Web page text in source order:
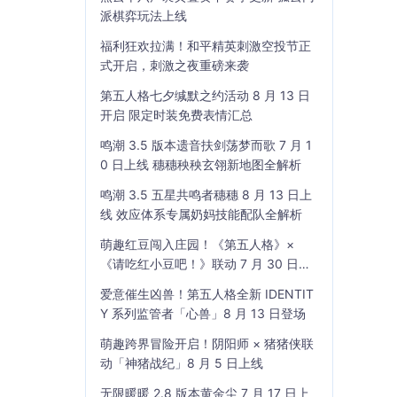
派棋弈玩法上线
福利狂欢拉满！和平精英刺激空投节正
式开启，刺激之夜重磅来袭
第五人格七夕缄默之约活动 8 月 13 日
开启 限定时装免费表情汇总
鸣潮 3.5 版本遗音扶剑荡梦而歌 7 月 1
0 日上线 穗穗秧秧玄翎新地图全解析
鸣潮 3.5 五星共鸣者穗穗 8 月 13 日上
线 效应体系专属奶妈技能配队全解析
萌趣红豆闯入庄园！《第五人格》×
《请吃红小豆吧！》联动 7 月 30 日开
爱意催生凶兽！第五人格全新 IDENTIT
Y 系列监管者「心兽」8 月 13 日登场
萌趣跨界冒险开启！阴阳师 × 猪猪侠联
动「神猪战纪」8 月 5 日上线
无限暖暖 2.8 版本黄金尘 7 月 17 日上